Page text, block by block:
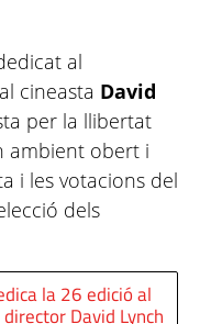
al
cineasta David
per la llibertat
ambient obert i
i les votacions del
dels
la 26 edició al
David Lynch